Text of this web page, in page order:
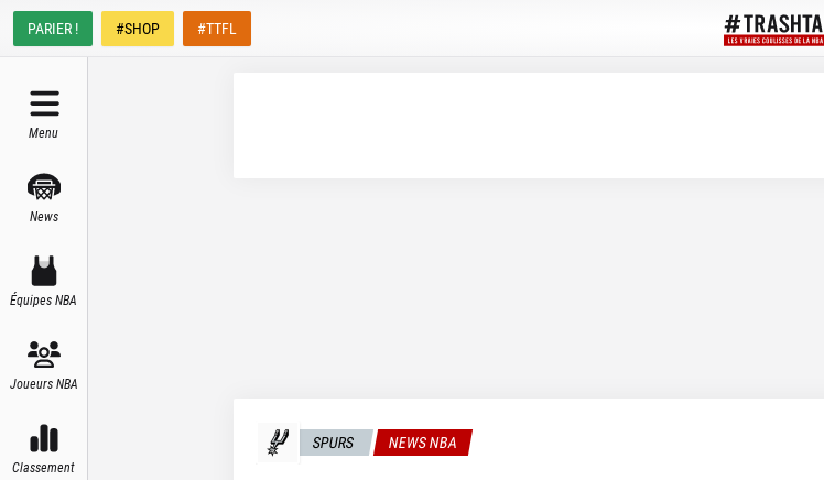
PARIER ! #SHOP #TTFL
Menu
News
Équipes NBA
Joueurs NBA
Classement
SPURS NEWS NBA